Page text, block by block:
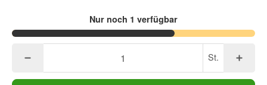
Nur noch 1 verfügbar
St.